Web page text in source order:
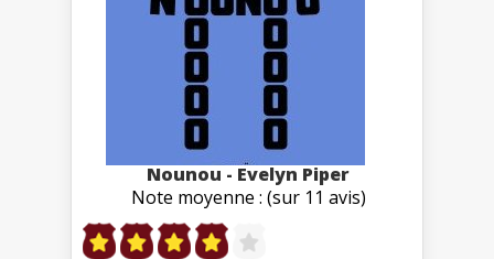
Nounou - Evelyn Piper
Note moyenne : (sur 11 avis)